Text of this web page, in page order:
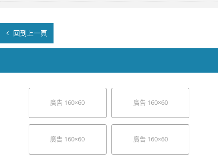
回到上一頁
廣告 160×60 廣告 160×60
廣告 160×60 廣告 160×60